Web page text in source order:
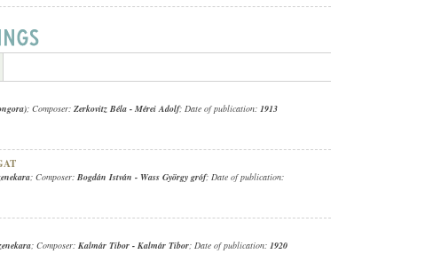
; Composer: Zerkovitz Béla - Mérei Adolf; Date of publication: 1913
; Composer: Bogdán István - Wass György gróf; Date of publication:
; Composer: Kalmár Tibor - Kalmár Tibor; Date of publication: 1920